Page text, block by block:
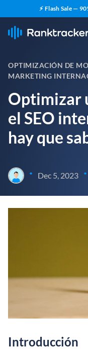
⚡ Flash Sale —
OPTIMIZACIÓN DE
MARKETING
Optimizar
el SEO
hay que
• Dec 5, 2023 •
Introducción